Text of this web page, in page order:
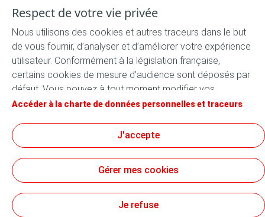
Où nous trouver ?
La Cuisine du Bocal
Nos rondelles
Nos accessoires
Recettes
Plat
Conditions générales d’utilisation
Données personnelles
Respect de votre vie privée
Nous utilisons des cookies et autres traceurs dans le but
de vous fournir, d’analyser et d’améliorer votre expérience
utilisateur. Conformément à la législation française,
certains cookies de mesure d'audience sont déposés par
défaut. Vous pouvez à tout moment modifier vos
paramètres de cookies en cliquant sur le bouton « Gérer
vous acceptez le dépôt de l’ensemble des cookies. Dans
le cas où vous cliquez sur « Je refuse », seuls les cookies
techniques nécessaires au bon fonctionnement du site
seront utilisés. Pour plus d’informations, vous pouvez
traceurs ».
Accéder à la charte de données personnelles et traceurs
J'accepte
Gérer mes cookies
Je refuse